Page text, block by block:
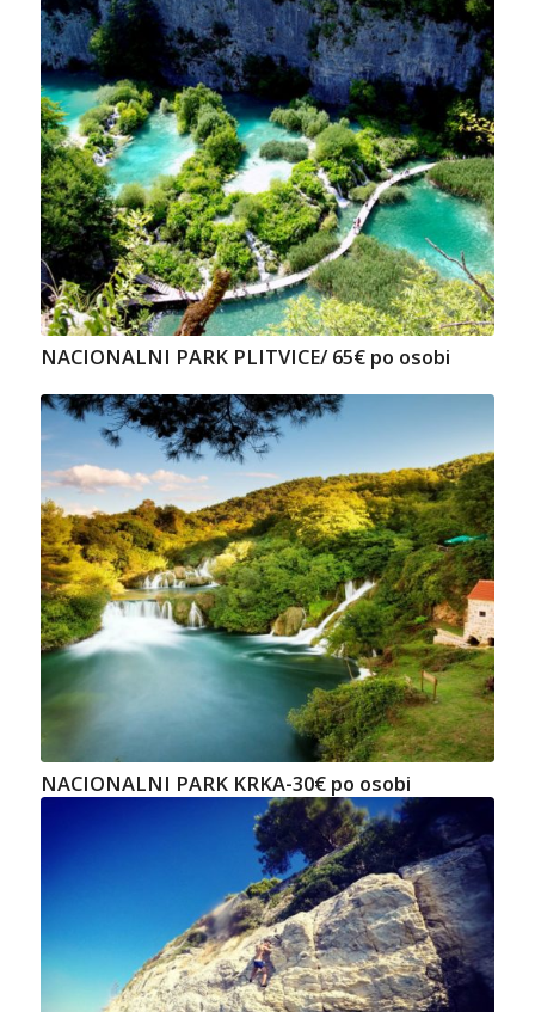
NACIONALNI PARK PLITVICE/ 65€ po osobi
NACIONALNI PARK KRKA-30€ po osobi